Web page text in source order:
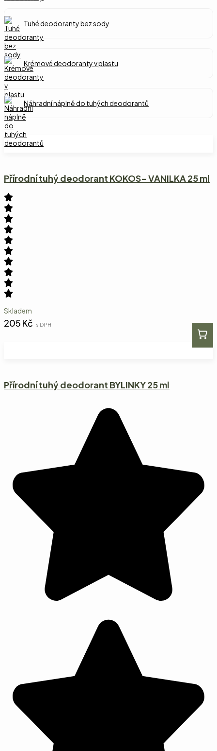
Tuhé deodoranty bez sody
Krémové deodoranty v plastu
Náhradní náplně do tuhých deodorantů
Přírodní tuhý deodorant KOKOS- VANILKA 25 ml
Skladem
205 Kč s DPH
Přírodní tuhý deodorant BYLINKY 25 ml